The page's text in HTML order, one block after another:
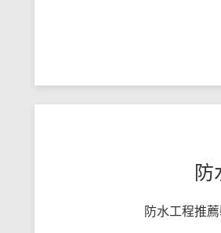
防
防水工程推